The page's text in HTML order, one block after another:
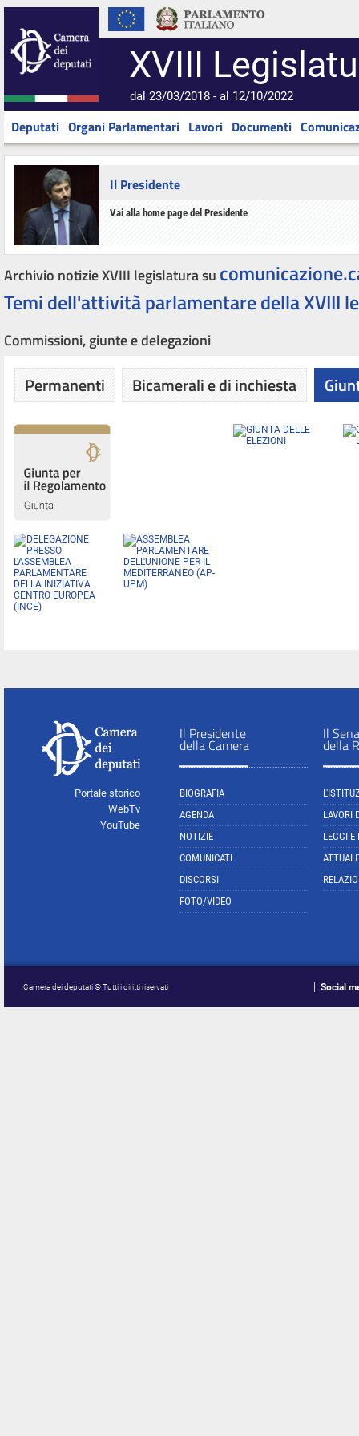
XVIII
dal 23/03/2018 - al 12/10/2022
Deputati Organi Parlamentari Lavori Documenti
Il Presidente
Vai alla home page del Presidente
Archivio notizie XVIII legislatura su
Temi dell'attività parlamentare della XVIII
Commissioni, giunte e delegazioni
Permanenti Bicamerali e di inchiesta
Portale storico
WebTv
YouTube
Il Presidente
della Camera
BIOGRAFIA
AGENDA
NOTIZIE
COMUNICATI
DISCORSI
FOTO/VIDEO
Il
della
LAVORI
LEGGI E
Camera dei deputati © Tutti i diritti riservati Social